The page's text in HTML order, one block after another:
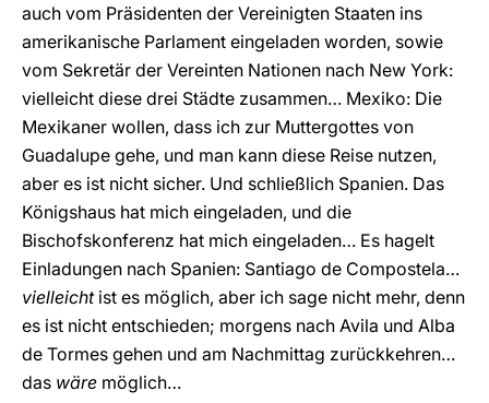
auch vom Präsidenten der Vereinigten Staaten ins
amerikanische Parlament eingeladen worden, sowie
vom Sekretär der Vereinten Nationen nach New York:
vielleicht diese drei Städte zusammen… Mexiko: Die
Mexikaner wollen, dass ich zur Muttergottes von
Guadalupe gehe, und man kann diese Reise nutzen,
aber es ist nicht sicher. Und schließlich Spanien. Das
Königshaus hat mich eingeladen, und die
Bischofskonferenz hat mich eingeladen… Es hagelt
Einladungen nach Spanien: Santiago de Compostela…
vielleichtist es möglich, aber ich sage nicht mehr, denn
es ist nicht entschieden; morgens nach Avila und Alba
de Tormes gehen und am Nachmittag zurückkehren…
das wäre möglich…